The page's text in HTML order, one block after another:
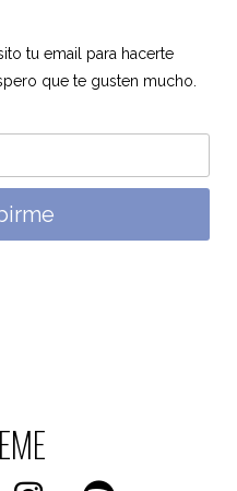
tu email para hacerte
que te gusten mucho.